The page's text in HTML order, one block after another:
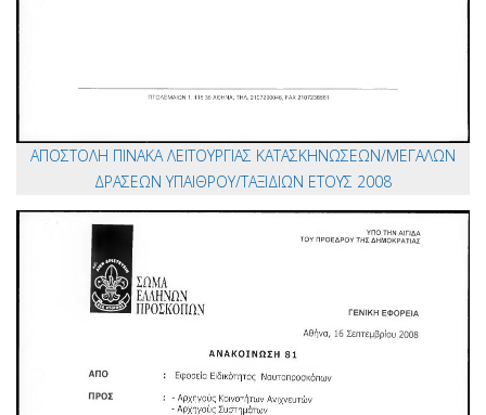
ΑΠΟΣΤΟΛΗ ΠΙΝΑΚΑ ΛΕΙΤΟΥΡΓΙΑΣ ΚΑΤΑΣΚΗΝΩΣΕΩΝ/ΜΕΓΑΛΩΝ
ΔΡΑΣΕΩΝ ΥΠΑΙΘΡΟΥ/ΤΑΞΙΔΙΩΝ ΕΤΟΥΣ 2008